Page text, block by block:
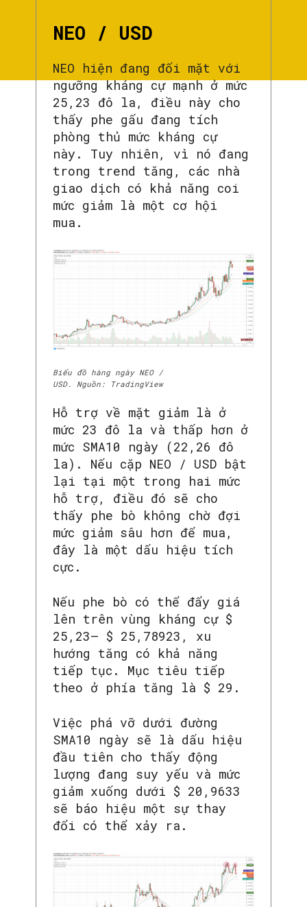
NEO / USD
NEO hiện đang đối mặt với
ngưỡng kháng cự mạnh ở mức
25,23 đô la, điều này cho
thấy phe gấu đang tích
phòng thủ mức kháng cự
này. Tuy nhiên, vì nó đang
trong trend tăng, các nhà
giao dịch có khả năng coi
mức giảm là một cơ hội
mua.
Biểu đồ hàng ngày NEO /
USD. Nguồn: TradingView
Hỗ trợ về mặt giảm là ở
mức 23 đô la và thấp hơn ở
mức SMA10 ngày (22,26 đô
la). Nếu cặp NEO / USD bật
lại tại một trong hai mức
hỗ trợ, điều đó sẽ cho
thấy phe bò không chờ đợi
mức giảm sâu hơn để mua,
đây là một dấu hiệu tích
cực.
Nếu phe bò có thể đẩy giá
lên trên vùng kháng cự $
25,23– $ 25,78923, xu
hướng tăng có khả năng
tiếp tục. Mục tiêu tiếp
theo ở phía tăng là $ 29.
Việc phá vỡ dưới đường
SMA10 ngày sẽ là dấu hiệu
đầu tiên cho thấy động
lượng đang suy yếu và mức
giảm xuống dưới $ 20,9633
sẽ báo hiệu một sự thay
đổi có thể xảy ra.